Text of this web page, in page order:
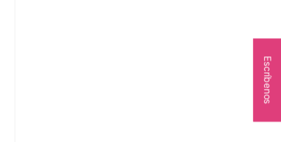
Escríbenos